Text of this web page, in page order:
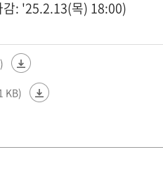
감: '25.2.13(목) 18:00)
KB)